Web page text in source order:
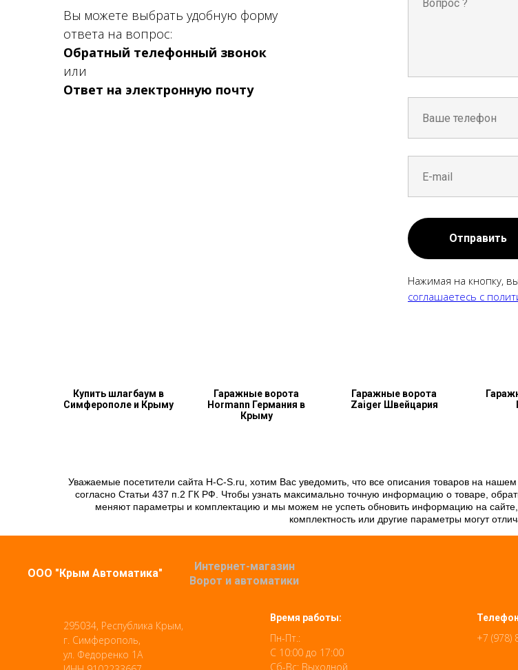
Вы можете выбрать удобную форму
ответа на вопрос:
Обратный телефонный звонок
или
Ответ на электронную почту
Отправить
Нажимая на кнопку,
соглашаетесь c
Купить шлагбаум в
Симферополе и Крыму
Гаражные ворота
Hormann Германия в
Крыму
Гаражные ворота
Zaiger Швейцария
Уважаемые посетители сайта H-C-S.ru, хотим Вас уведомить, что все описания товаров на
согласно Статьи 437 п.2 ГК РФ. Чтобы узнать максимально точную информацию о товаре,
меняют параметры и комплектацию и мы можем не успеть обновить информацию на сайте,
комплектность или другие параметры могут
ООО "Крым Автоматика"
Интернет-магазин
Ворот и автоматики
295034, Республика Крым,
г. Симферополь,
ул. Федоренко 1А
Время работы:
Пн-Пт.:
С 10:00 до 17:00
Сб-Вс: Выходной
+7 (978)